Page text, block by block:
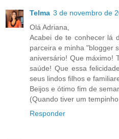
Telma 3 de novembro de
Olá Adriana,
Acabei de te conhecer lá
parceira e minha "blogger
aniversário! Que máximo!
saúde! Que essa
seus lindos filhos e
Beijos e ótimo fim de
(Quando tiver um
Responder